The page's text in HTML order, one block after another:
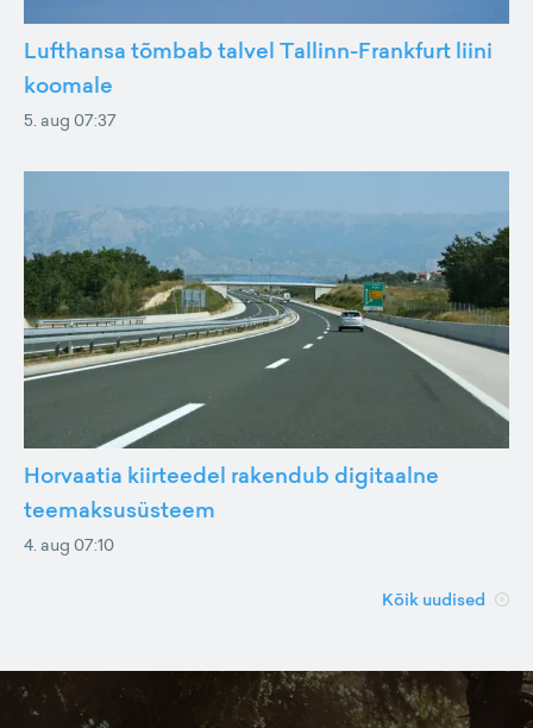
Lufthansa tõmbab talvel Tallinn-Frankfurt liini
koomale
5. aug 07:37
Horvaatia kiirteedel rakendub digitaalne
teemaksusüsteem
4. aug 07:10
Kõik uudised